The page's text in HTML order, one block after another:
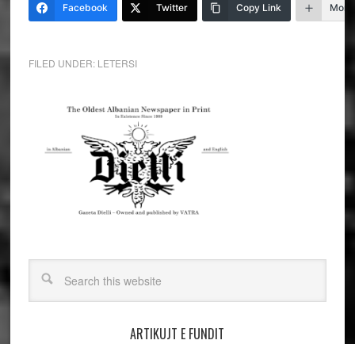
Facebook Twitter Copy Link More
FILED UNDER: LETERSI
ARTIKUJT E FUNDIT